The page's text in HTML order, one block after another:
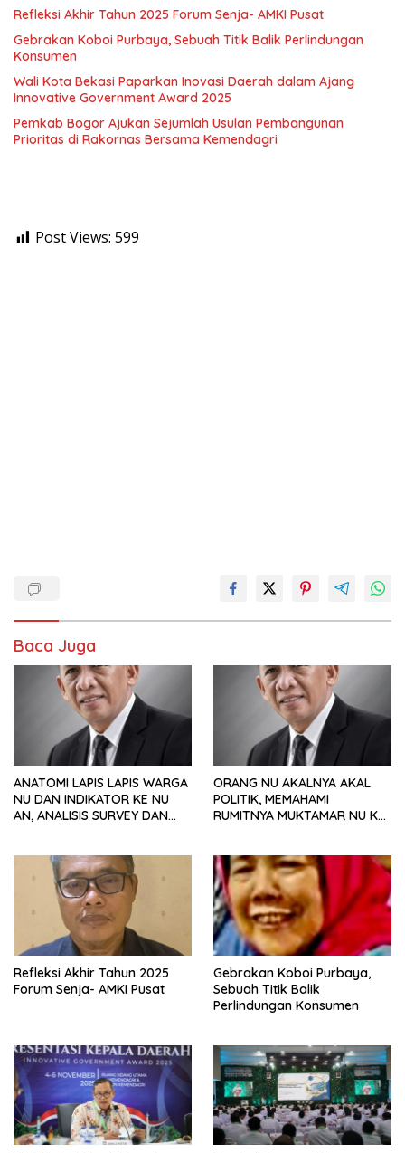
Refleksi Akhir Tahun 2025 Forum Senja- AMKI Pusat
Gebrakan Koboi Purbaya, Sebuah Titik Balik Perlindungan
Konsumen
Wali Kota Bekasi Paparkan Inovasi Daerah dalam Ajang
Innovative Government Award 2025
Pemkab Bogor Ajukan Sejumlah Usulan Pembangunan
Prioritas di Rakornas Bersama Kemendagri
Post Views: 599
Baca Juga
ANATOMI LAPIS LAPIS WARGA
NU DAN INDIKATOR KE NU
AN, ANALISIS SURVEY DAN
ORANG NU AKALNYA AKAL
POLITIK, MEMAHAMI
RUMITNYA MUKTAMAR NU KE
Refleksi Akhir Tahun 2025
Forum Senja- AMKI Pusat
Gebrakan Koboi Purbaya,
Sebuah Titik Balik
Perlindungan Konsumen